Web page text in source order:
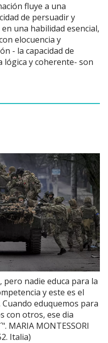
fluye a una
de persuadir y
una habilidad esencial,
elocuencia y
- la capacidad de
lógica y coherente- son
pero nadie educa para la
y este es el
eduquemos para
con otros, ese dia
MARIA MONTESSORI
Italia)